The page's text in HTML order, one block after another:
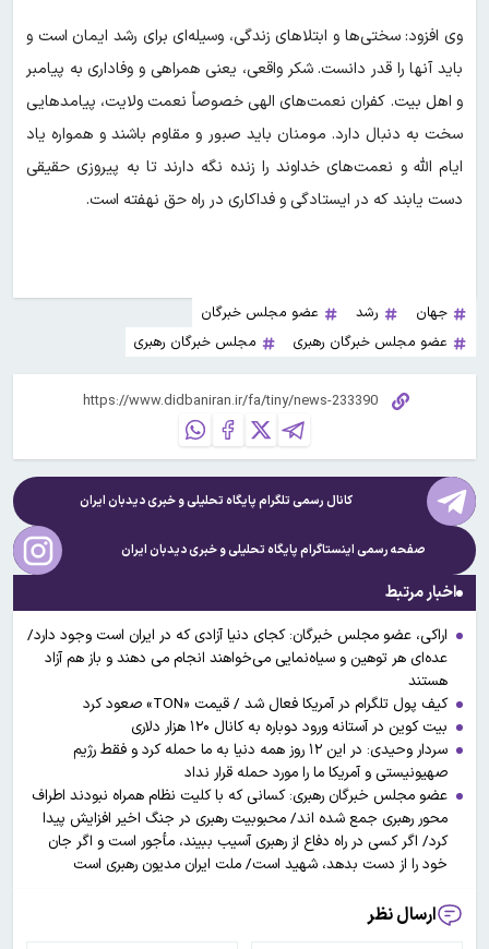
وی افزود: سختی‌ها و ابتلاهای زندگی، وسیله‌ای برای رشد ایمان است و
باید آنها را قدر دانست. شکر واقعی، یعنی همراهی و وفاداری به پیامبر
و اهل بیت. کفران نعمت‌های الهی خصوصاً نعمت ولایت، پیامدهایی
سخت به دنبال دارد. مومنان باید صبور و مقاوم باشند و همواره یاد
ایام الله و نعمت‌های خداوند را زنده نگه دارند تا به پیروزی حقیقی
دست یابند که در ایستادگی و فداکاری در راه حق نهفته است.
جهان رشد
عضو مجلس خبرگان
عضو مجلس خبرگان رهبری
مجلس خبرگان رهبری
کانال رسمی تلگرام پایگاه تحلیلی و خبریدیدبان ایران
صفحه رسمی اینستاگرام پایگاه تحلیلی و خبریدیدبان ایران
اخبار مرتبط
اراکی، عضو مجلس خبرگان: کجای دنیا آزادی که در ایران است وجود دارد/
عده‌ای هر توهین و سیاه‌نمایی می‌خواهند انجام می دهند و باز هم آزاد
هستند
کیف پول تلگرام در آمریکا فعال شد / قیمت «TON» صعود کرد
بیت کوین در آستانه ورود دوباره به کانال ۱۲۰ هزار دلاری
سردار وحیدی: در این ۱۲ روز همه دنیا به ما حمله کرد و فقط رژیم
صهیونیستی و آمریکا ما را مورد حمله قرار نداد
عضو مجلس خبرگان رهبری: کسانی که با کلیت نظام همراه نبودند اطراف
محور رهبری جمع شده اند/ محبوبیت رهبری در جنگ اخیر افزایش پیدا
کرد/ اگر کسی در راه دفاع از رهبری آسیب ببیند، مأجور است و اگر جان
خود را از دست بدهد، شهید است/ ملت ایران مدیون رهبری است
ارسال نظر